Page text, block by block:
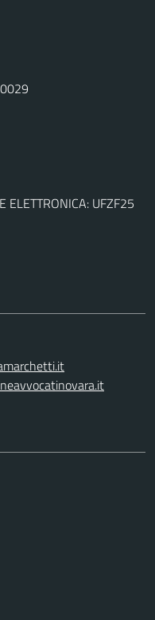
ELETTRONICA: UFZF25